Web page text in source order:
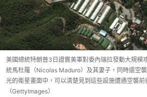
美國總統特朗普3日證實美軍對委內瑞拉發動大規模
統馬杜羅（Nicolas Maduro）及其妻子，同時還空
光的衛星畫面中，可以清楚見到這些設施遭遇空襲前
（GettyImages）